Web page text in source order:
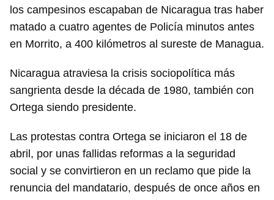
los campesinos escapaban de Nicaragua tras haber
matado a cuatro agentes de Policía minutos antes
en Morrito, a 400 kilómetros al sureste de Managua.
Nicaragua atraviesa la crisis sociopolítica más
sangrienta desde la década de 1980, también con
Ortega siendo presidente.
Las protestas contra Ortega se iniciaron el 18 de
abril, por unas fallidas reformas a la seguridad
social y se convirtieron en un reclamo que pide la
renuncia del mandatario, después de once años en